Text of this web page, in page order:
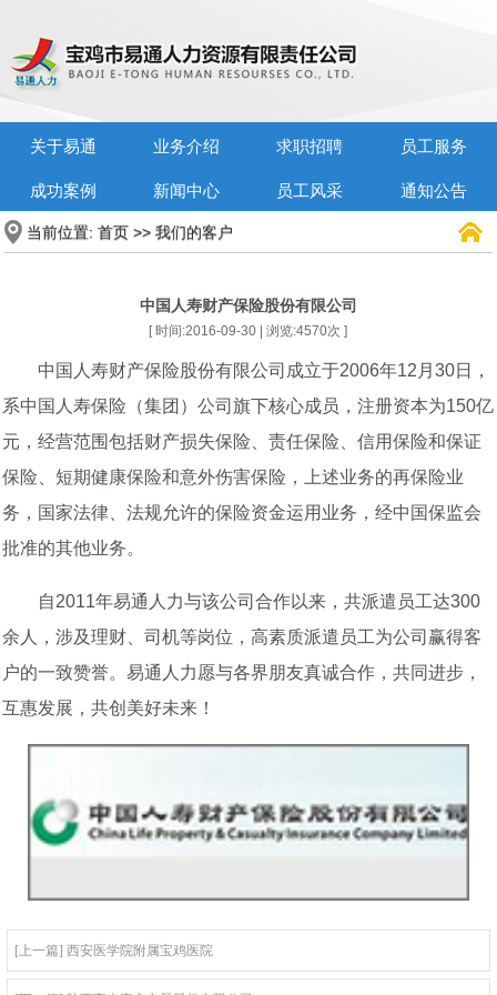
关于易通 业务介绍 求职招聘 员工服务
成功案例 新闻中心 员工风采 通知公告
当前位置: 首页 >>我们的客户
中国人寿财产保险股份有限公司
[ 时间:2016-09-30 | 浏览:4570次 ]
中国人寿财产保险股份有限公司成立于2006年12月30日，
系中国人寿保险（集团）公司旗下核心成员，注册资本为150亿
元，经营范围包括财产损失保险、责任保险、信用保险和保证
保险、短期健康保险和意外伤害保险，上述业务的再保险业
务，国家法律、法规允许的保险资金运用业务，经中国保监会
批准的其他业务。
自2011年易通人力与该公司合作以来，共派遣员工达300
余人，涉及理财、司机等岗位，高素质派遣员工为公司赢得客
户的一致赞誉。易通人力愿与各界朋友真诚合作，共同进步，
互惠发展，共创美好未来！
[上一篇] 西安医学院附属宝鸡医院